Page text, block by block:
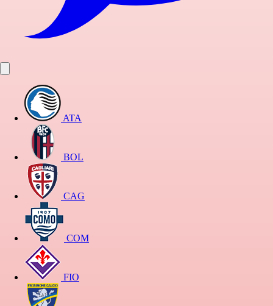
ATA
BOL
CAG
COM
FIO